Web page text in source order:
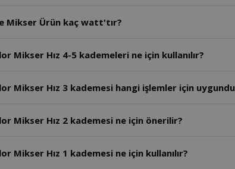
Mikser Ürün kaç watt'tır?
Mikser Hız 4-5 kademeleri ne için kullanılır?
Mikser Hız 3 kademesi hangi işlemler için
Mikser Hız 2 kademesi ne için önerilir?
Mikser Hız 1 kademesi ne için kullanılır?